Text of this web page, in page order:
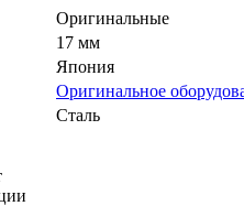
Оригинальные
17 мм
Япония
Оригинальное
Сталь